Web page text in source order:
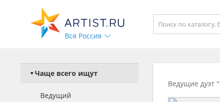
Вся Россия
Чаще всего ищут
Ведущий
Ведущие дуэт